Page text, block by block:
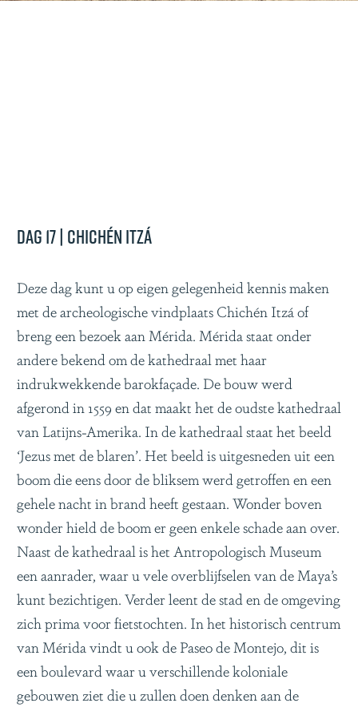
Dag 17 | Chichén Itzá
Deze dag kunt u op eigen gelegenheid kennis maken
met de archeologische vindplaats Chichén Itzá of
breng een bezoek aan Mérida. Mérida staat onder
andere bekend om de kathedraal met haar
indrukwekkende barokfaçade. De bouw werd
afgerond in 1559 en dat maakt het de oudste kathedraal
van Latijns-Amerika. In de kathedraal staat het beeld
‘Jezus met de blaren’. Het beeld is uitgesneden uit een
boom die eens door de bliksem werd getroffen en een
gehele nacht in brand heeft gestaan. Wonder boven
wonder hield de boom er geen enkele schade aan over.
Naast de kathedraal is het Antropologisch Museum
een aanrader, waar u vele overblijfselen van de Maya’s
kunt bezichtigen. Verder leent de stad en de omgeving
zich prima voor fietstochten. In het historisch centrum
van Mérida vindt u ook de Paseo de Montejo, dit is
een boulevard waar u verschillende koloniale
gebouwen ziet die u zullen doen denken aan de